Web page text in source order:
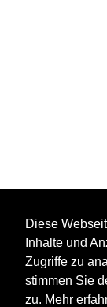
Diese
Inhalte und
Zugriffe zu
stimmen Sie
zu. Mehr